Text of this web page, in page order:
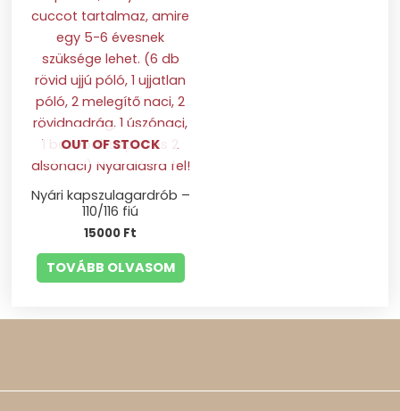
OUT OF STOCK
Nyári kapszulagardrób –
110/116 fiú
15000 Ft
TOVÁBB OLVASOM